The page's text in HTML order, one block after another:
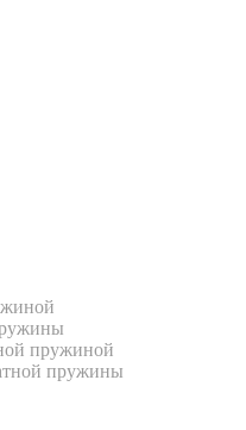
пружиной
пружины